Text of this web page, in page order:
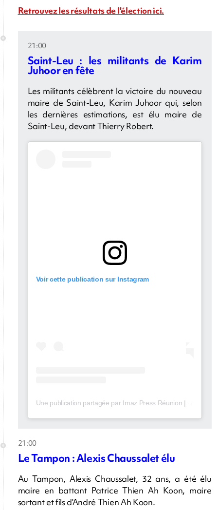
Retrouvez les résultats de l'élection ici.
21:00
Saint-Leu : les militants de Karim
Juhoor en fête
Les militants célèbrent la victoire du nouveau
maire de Saint-Leu, Karim Juhoor qui, selon
les dernières estimations, est élu maire de
Saint-Leu, devant Thierry Robert.
Voir cette publication sur Instagram
Une publication partagée par Imaz Press Réunion | Média 🇷🇪 (@imazpressreunion)
21:00
Le Tampon : Alexis Chaussalet élu
Au Tampon, Alexis Chaussalet, 32 ans, a été élu
maire en battant Patrice Thien Ah Koon, maire
sortant et fils d'André Thien Ah Koon.